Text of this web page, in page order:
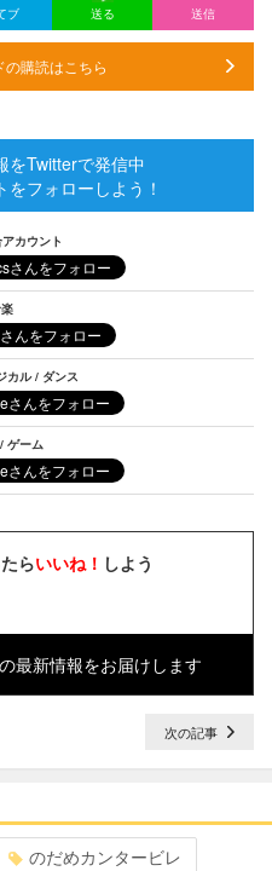
ブ 送る 送信
購読はこちら
をTwitterで発信中
フォローしよう！
カウント
カル / ダンス
ゲーム
らいいね！ しよう
最新情報をお届けします
次の記事
のだめカンタービレ